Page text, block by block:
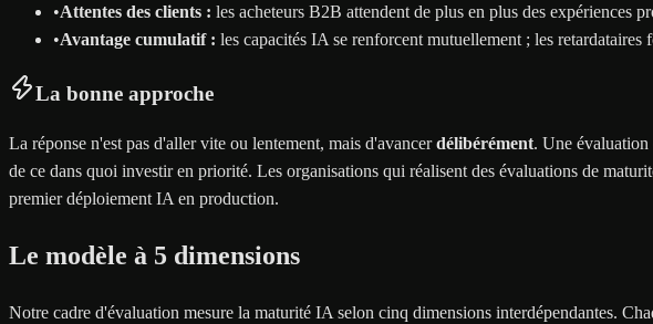
•Attentes des clients : les acheteurs B2B attendent de plus en plus des expériences
•Avantage cumulatif : les capacités IA se renforcent mutuellement ; les
La bonne approche
La réponse n'est pas d'aller vite ou lentement, mais d'avancerdélibérément. Une évaluation
de ce dans quoi investir en priorité. Les organisations qui réalisent des évaluations de
premier déploiement IA en production.
Le modèle à 5 dimensions
Notre cadre d'évaluation mesure la maturité IA selon cinq dimensions interdépendantes.